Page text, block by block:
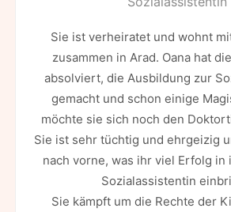
Sie ist verheiratet und wohnt
zusammen in Arad. Oana hat
absolviert, die Ausbildung zur
gemacht und schon einige
möchte sie sich noch den
Sie ist sehr tüchtig und ehrgeizig
nach vorne, was ihr viel Erfolg in
Sozialassistentin
Sie kämpft um die Rechte der